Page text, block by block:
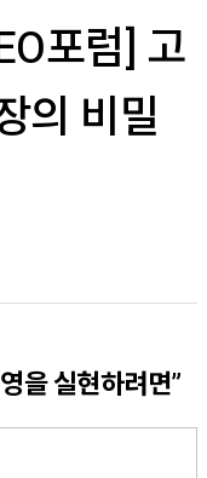
포럼] 고
의 비밀
을 실현하려면”